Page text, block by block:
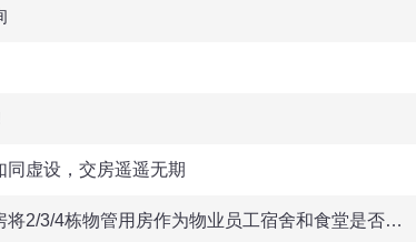
同虚设，交房遥遥无期
将2/3/4栋物管用房作为物业员工宿舍和食堂是否…